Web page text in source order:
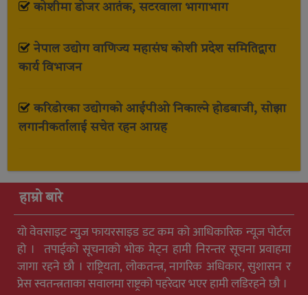
कोशीमा डोजर आतंक, सटरवाला भागाभाग
नेपाल उद्योग वाणिज्य महासंघ कोशी प्रदेश समितिद्वारा
कार्य विभाजन
करिडोरका उद्योगको आईपीओ निकाल्ने होडबाजी, सोझा
लगानीकर्तालाई सचेत रहन आग्रह
हाम्रो बारे
यो वेवसाइट न्युुज फायरसाइड डट कम को आधिकारिक न्यूज पोर्टल
हो । तपाईको सूचनाको भोक मेट्न हामी निरन्तर सूचना प्रवाहमा
जागा रहने छौ । राष्ट्रियता, लोकतन्त्र, नागरिक अधिकार, सुशासन र
प्रेस स्वतन्त्रताका सवालमा राष्ट्रको पहरेदार भएर हामी लडिरहने छौ ।